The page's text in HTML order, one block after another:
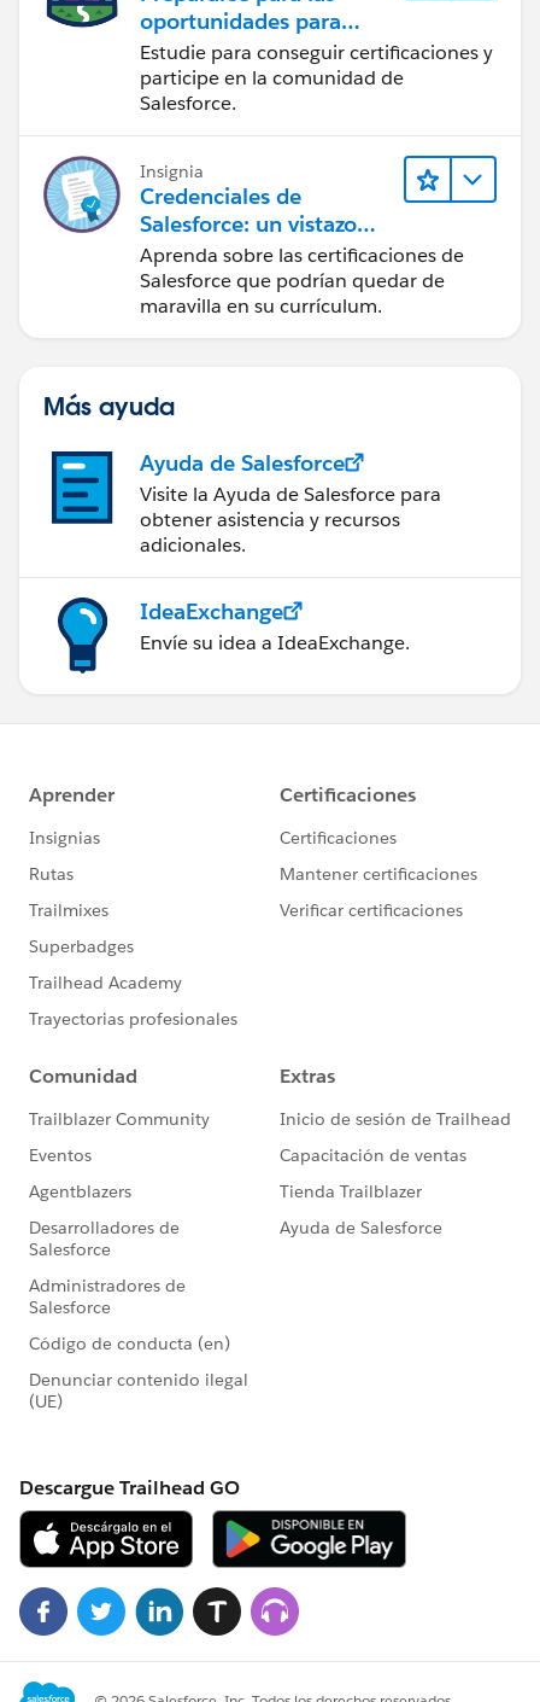
oportunidades para
desarrolladores del
ecosistema de
Salesforce
Estudie para conseguir certificaciones y
participe en la comunidad de
Salesforce.
Insignia
Credenciales de
Salesforce: un vistazo
rápido
Aprenda sobre las certificaciones de
Salesforce que podrían quedar de
maravilla en su currículum.
Más ayuda
Ayuda de Salesforce
Visite la Ayuda de Salesforce para
obtener asistencia y recursos
adicionales.
IdeaExchange
Envíe su idea a IdeaExchange.